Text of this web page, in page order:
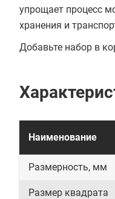
упрощает процесс
хранения и
Добавьте набор в
Наименование
Размерность, мм
Размер квадрата